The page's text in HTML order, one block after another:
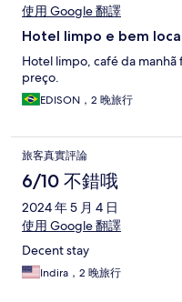
使用 Google 翻譯
Hotel limpo e bem
Hotel limpo, café da
preço.
EDISON，2 晚旅行
旅客真實評論
6/10 不錯哦
2024 年 5 月 4 日
使用 Google 翻譯
Decent stay
Indira，2 晚旅行